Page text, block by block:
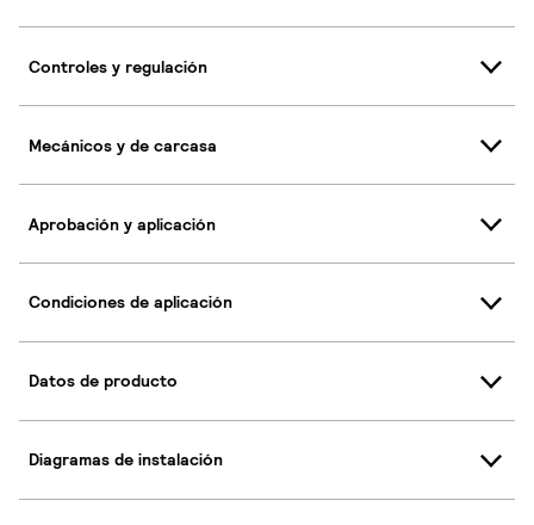
Controles y regulación
Mecánicos y de carcasa
Aprobación y aplicación
Condiciones de aplicación
Datos de producto
Diagramas de instalación